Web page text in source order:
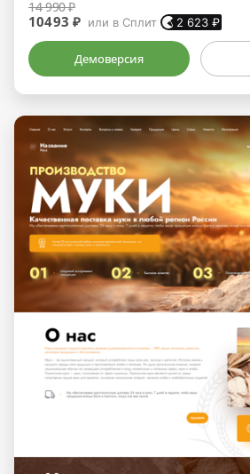
14 990 ₽
10493 ₽ или в Сплит 2 623 ₽
Демоверсия